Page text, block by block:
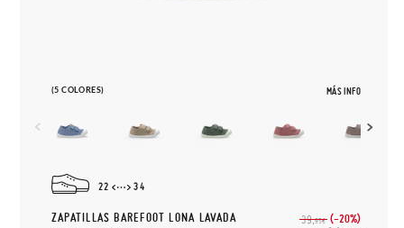
(5 COLORES) MÁS INFO
22 34
ZAPATILLAS BAREFOOT LONA LAVADA
39,95€ (-20%)